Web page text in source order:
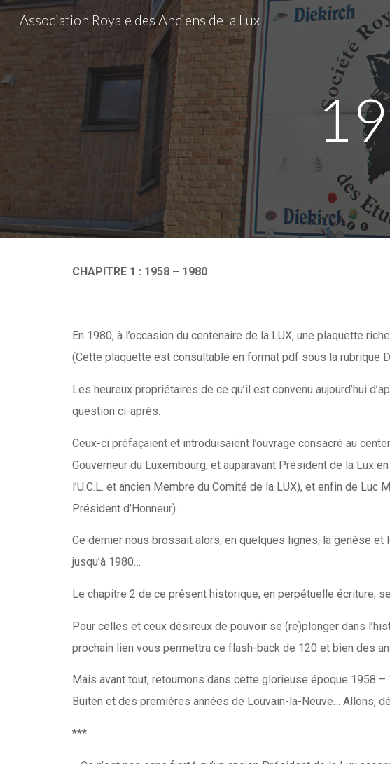
Skip to main
Association Royale des Anciens de la Lux
CHAPITRE 1 : 1958 – 1980
En 1980, à l’occasion du centenaire de la LUX, une plaquette
(Cette plaquette est consultable en format pdf sous la rubrique
Les heureux propriétaires de ce qu’il est convenu aujourd’hui
question ci-après.
Ceux-ci préfaçaient et introduisaient l’ouvrage consacré au
Gouverneur du Luxembourg, et auparavant Président de la Lux
l’U.C.L. et ancien Membre du Comité de la LUX), et enfin de
Président d’Honneur).
Ce dernier nous brossait alors, en quelques lignes, la genèse
jusqu’à 1980…
Le chapitre 2 de ce présent historique, en perpétuelle écriture,
Pour celles et ceux désireux de pouvoir se (re)plonger dans
prochain lien vous permettra ce flash-back de 120 et bien des
Mais avant tout, retournons dans cette glorieuse époque 1958
Buiten et des premières années de Louvain-la-Neuve… Allons,
***